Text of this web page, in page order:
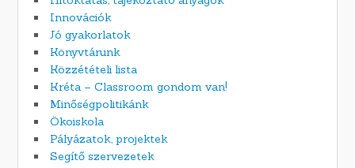
Innovációk
Jó gyakorlatok
Könyvtárunk
Közzétételi lista
Kréta – Classroom gondom van!
Minőségpolitikánk
Ökoiskola
Pályázatok, projektek
Segítő szervezetek